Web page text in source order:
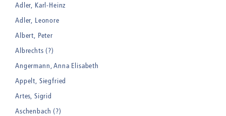
Adler, Karl-Heinz
Adler, Leonore
Albert, Peter
Albrechts (?)
Angermann, Anna Elisabeth
Appelt, Siegfried
Artes, Sigrid
Aschenbach (?)